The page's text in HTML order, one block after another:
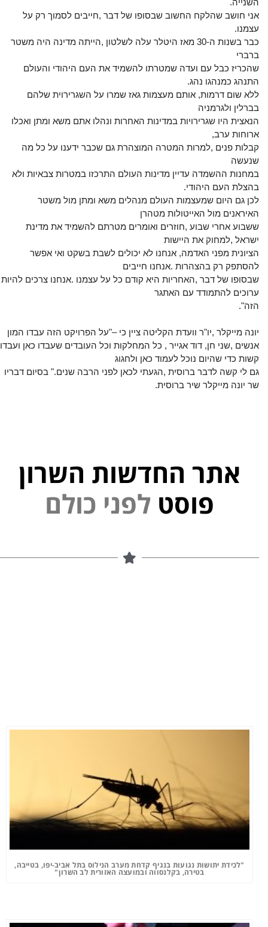
השנייה.
אני חושב שהלקח החשוב שבסופו של דבר ,חייבים לסמוך רק על
עצמנו.
כבר בשנות ה-30 מאז היטלר עלה לשלטון ,הייתה מדינה היה משטר
ברברי
שהכריז כבל עם ועדה שמטרתו להשמיד את העם היהודי והעולם
התנהג כמנהגו נהג.
ללא שום דרמות, אותם מעצמות גאז שמרו על השגרירוית שלהם
בברלין ולגרמניה
הנאצית היו שגרירויות במדינות האחרות ונהלו אתם משא ומתן ואכלו
ארוחות ערב,
קבלות פנים ,למרות המטרה המוצהרת גם שכבר ידענו על כל מה
שנעשה
במחנות ההשמדה עדיין מדינות העולם התרכזו במטרות צבאיות ולא
בהצלת העם היהודי.
לכן גם היום שמעצמות העולם מנהלים משא ומתן מול משטר
האיראנים מול האייטולות מטהרן
ששבוע אחרי שבוע ,חוזרים ואומרים מטרתם להשמיד את מדינת
ישראל ,למחוק את היישות
הציונית מפני האדמה, אנחנו לא יכולים לשבת בשקט ואי אפשר
להסתפק רק בהצהרות .אנחנו חייבים
שבסופו של דבר ,האחריות היא קודם כל על עצמנו .אנחנו צרכים להיות
ערוכים להתמודד עם האתגר
הזה".
יונה מייקלר ,יו"ר וועדת הקליטה ציין כי –"על הפרויקט הזה עבדו המון
אנשים ,שני חן, דוד אגייר , כל המחלקות וכל העובדים שעבדו כאן ועבדו
קשות כדי שהיום נוכל לעמוד כאן ולחגוג
גם לי קשה לדבר ברוסית ,הגעתי לכאן לפני הרבה שנים." בסיום דבריו
שר יונה מייקלר שיר ברוסית.
אתר החדשות השרון
פוסט
ם
"לכידת יתושות נגועות בנגיף קדחת מערב הנילוס בתל אביב-יפו, בטייבה,
בטירה, בקלנסווה ובמועצה האזורית לב השרון"